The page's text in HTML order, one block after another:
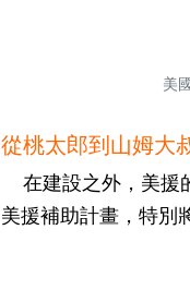
美
從桃太郎到山姆大
在建設之外，美援
美援補助計畫，特別